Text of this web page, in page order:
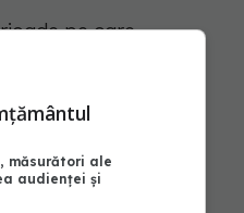
pe care
care
orice
măsurători ale
audienței și